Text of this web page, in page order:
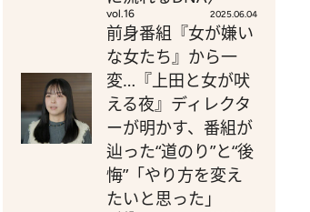
vol.16 2025.06.04
前身番組『女が嫌い
な女たち』から一
変…『上田と女が吠
える夜』ディレクタ
ーが明かす、番組が
辿った“道のり”と“後
悔”「やり方を変え
たいと思った」